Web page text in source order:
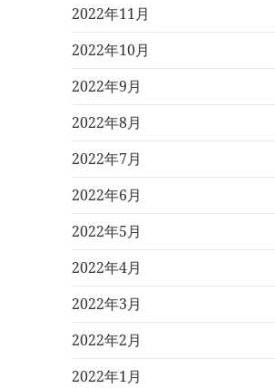
2022年11月
2022年10月
2022年9月
2022年8月
2022年7月
2022年6月
2022年5月
2022年4月
2022年3月
2022年2月
2022年1月